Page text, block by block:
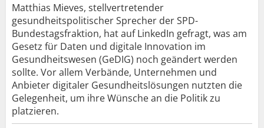
Matthias Mieves, stellvertretender
gesundheitspolitischer Sprecher der SPD-
Bundestagsfraktion, hat auf LinkedIn gefragt, was am
Gesetz für Daten und digitale Innovation im
Gesundheitswesen (GeDIG) noch geändert werden
sollte. Vor allem Verbände, Unternehmen und
Anbieter digitaler Gesundheitslösungen nutzten die
Gelegenheit, um ihre Wünsche an die Politik zu
platzieren.